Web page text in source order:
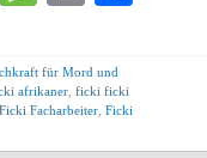
für Mord und
afrikaner ficki ficki
Facharbeiter Ficki